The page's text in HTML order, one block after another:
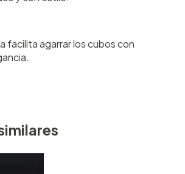
facilita agarrar los cubos con